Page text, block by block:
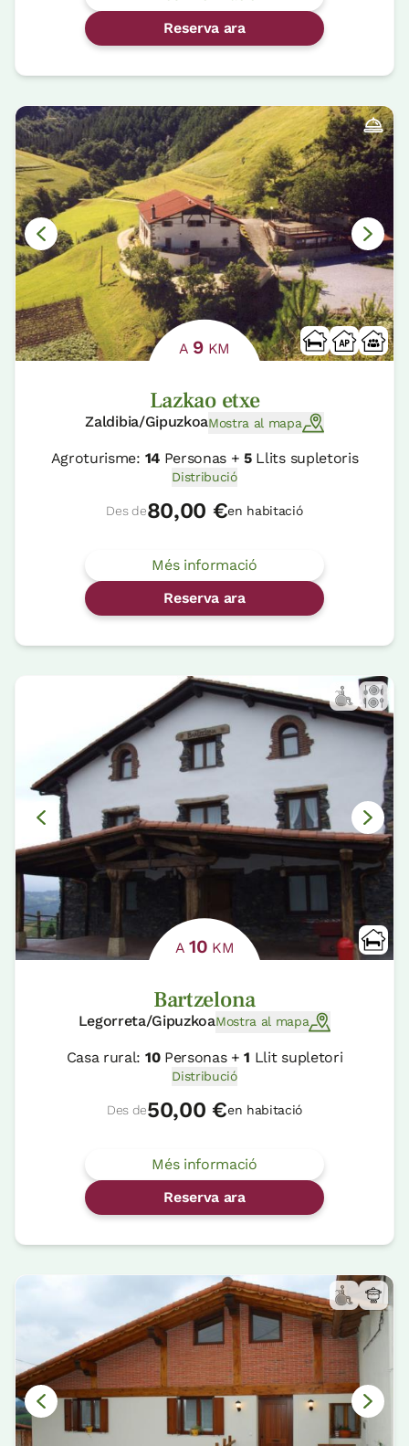
Reserva ara
A 9 KM
Lazkao etxe
Zaldibia/GipuzkoaMostra al mapa
Agroturisme: 14Personas +5Llits supletoris
Distribució
Des de80,00 €en habitació
Més informació
Reserva ara
A 10 KM
Bartzelona
Legorreta/GipuzkoaMostra al mapa
Casa rural: 10Personas +1 Llit supletori
Distribució
Des de50,00 €en habitació
Més informació
Reserva ara